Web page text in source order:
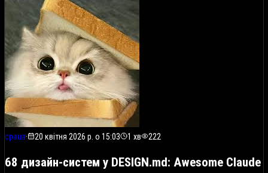
cpaua· 20 квітня 2026 р. о 15:03 1 хв 222
68 дизайн-систем у DESIGN.md: Awesome Claude